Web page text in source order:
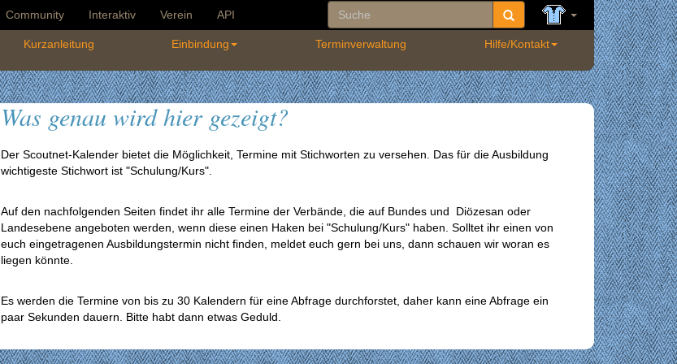
Community Interaktiv Verein API
Kurzanleitung Einbindung Terminverwaltung Hilfe/Kontakt
Was genau wird hier gezeigt?
Der Scoutnet-Kalender bietet die Möglichkeit, Termine mit Stichworten zu versehen. Das für die Ausbildung
wichtigeste Stichwort ist "Schulung/Kurs".
Auf den nachfolgenden Seiten findet ihr alle Termine der Verbände, die auf Bundes und Diözesan oder
Landesebene angeboten werden, wenn diese einen Haken bei "Schulung/Kurs" haben. Solltet ihr einen von
euch eingetragenen Ausbildungstermin nicht finden, meldet euch gern bei uns, dann schauen wir woran es
liegen könnte.
Es werden die Termine von bis zu 30 Kalendern für eine Abfrage durchforstet, daher kann eine Abfrage ein
paar Sekunden dauern. Bitte habt dann etwas Geduld.